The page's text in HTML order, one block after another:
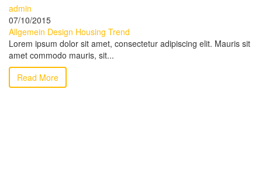
admin
07/10/2015
Allgemein Design Housing Trend
Lorem ipsum dolor sit amet, consectetur adipiscing elit. Mauris sit
amet commodo mauris, sit...
Read More